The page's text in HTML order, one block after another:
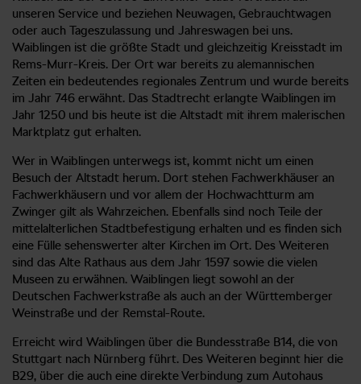
unseren Service und beziehen Neuwagen, Gebrauchtwagen
oder auch Tageszulassung und Jahreswagen bei uns.
Waiblingen ist die größte Stadt und gleichzeitig Kreisstadt im
Rems-Murr-Kreis. Der Ort war bereits zu alemannischen
Zeiten ein bedeutendes regionales Zentrum und wurde bereits
im Jahr 746 erwähnt. Das Stadtrecht erlangte Waiblingen im
Jahr 1250 und bis heute ist die Altstadt mit ihrem malerischen
Marktplatz gut erhalten.
Wer in Waiblingen unterwegs ist, kommt nicht um einen
Besuch der Altstadt herum. Dort stehen Fachwerkhäuser an
Fachwerkhäusern und vor allem der Hochwachtturm am
Zwinger gilt als Wahrzeichen. Ebenfalls sind noch Teile der
mittelalterlichen Stadtbefestigung erhalten und es finden sich
eine Fülle sehenswerter alter Kirchen im Ort. Des Weiteren
sind das Alte Rathaus aus dem Jahr 1597 sowie die vielen
Museen zu erwähnen. Waiblingen liegt sowohl an der
Deutschen Fachwerkstraße als auch an der Württemberger
Weinstraße und der Remstal-Route.
Erreicht wird Waiblingen über die Bundesstraße B14, die von
Stuttgart nach Nürnberg führt. Des Weiteren beginnt hier die
B29, über die auch eine direkte Verbindung zum Autohaus